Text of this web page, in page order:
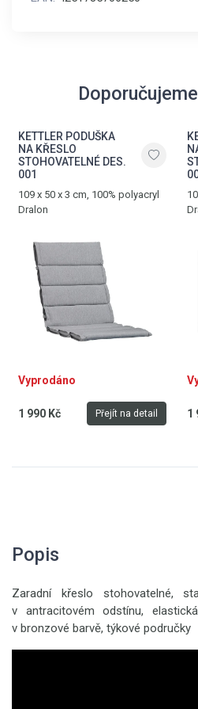
KETTLER PODUŠKA
NA KŘESLO
STOHOVATELNÉ DES.
001
109 x 50 x 3 cm, 100% polyacryl
Dralon
Vyprodáno
1 990 Kč Přejít na detail 1
Popis
Zaradní křeslo stohovatelné,
v antracitovém odstínu,
v bronzové barvě, týkové područky